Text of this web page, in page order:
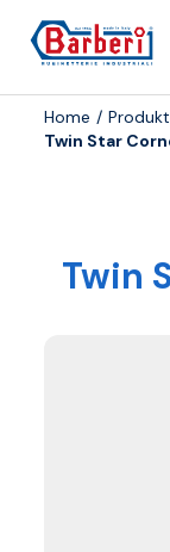
Home
Twin Star
Twin